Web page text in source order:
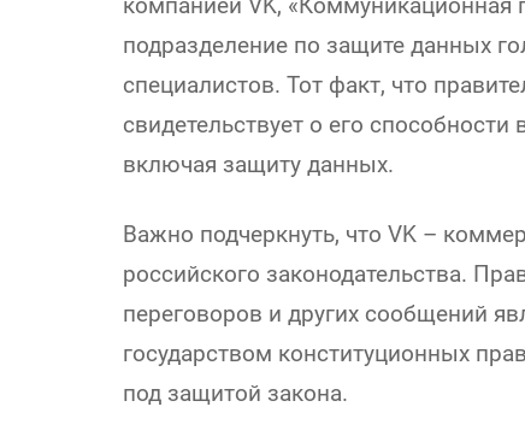
компанией VK,
подразделение по защите данных
специалистов. Тот факт, что
свидетельствует о его
включая защиту данных.
Важно подчеркнуть, что VK –
российского законодательства.
переговоров и других сообщений
государством конституционных
под защитой закона.